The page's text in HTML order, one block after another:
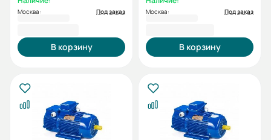
Москва: Под заказ
В корзину
Москва: Под заказ
В корзину